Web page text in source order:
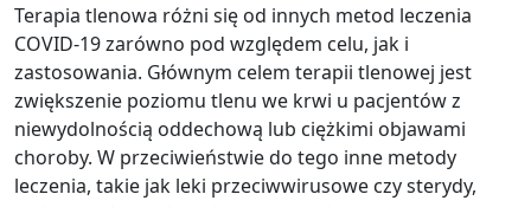
Terapia tlenowa różni się od innych metod leczenia
COVID-19 zarówno pod względem celu, jak i
zastosowania. Głównym celem terapii tlenowej jest
zwiększenie poziomu tlenu we krwi u pacjentów z
niewydolnością oddechową lub ciężkimi objawami
choroby. W przeciwieństwie do tego inne metody
leczenia, takie jak leki przeciwwirusowe czy sterydy,